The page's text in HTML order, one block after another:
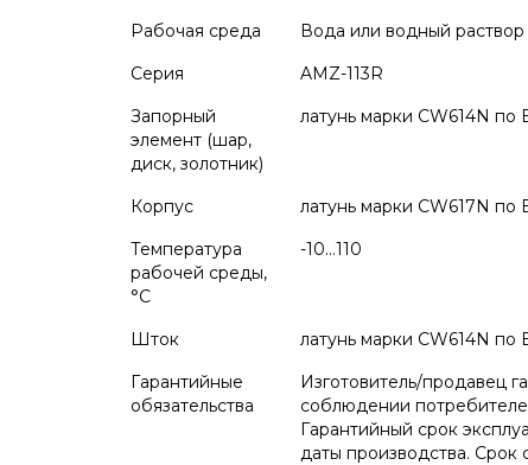
Рабочая среда
Вода или водный
Серия
AMZ-113R
Запорный
элемент (шар,
диск, золотник)
латунь марки CW614N по
Корпус
латунь марки CW617N по
Температура
рабочей среды,
°С
-10…110
Шток
латунь марки CW614N по
Гарантийные
обязательства
Изготовитель/продавец
соблюдении
Гарантийный срок
даты производства.